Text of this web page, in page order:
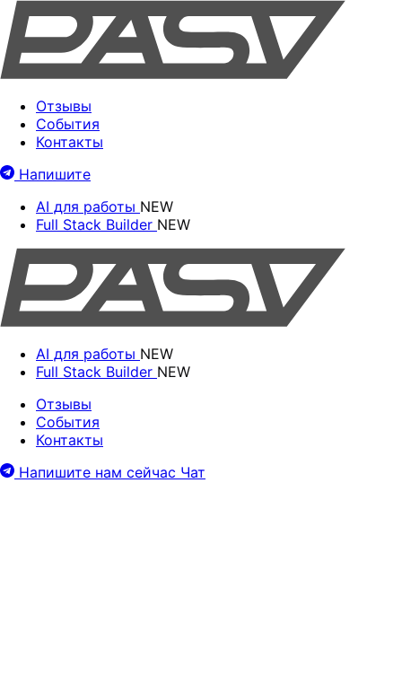
Отзывы
События
Контакты
Напишите
AI для работы NEW
Full Stack Builder NEW
AI для работы NEW
Full Stack Builder NEW
Отзывы
События
Контакты
Напишите нам сейчас Чат